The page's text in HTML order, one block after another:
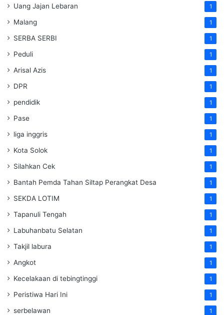
Uang Jajan Lebaran 1
Malang 1
SERBA SERBI 1
Peduli 1
Arisal Azis 1
DPR 1
pendidik 1
Pase 1
liga inggris 1
Kota Solok 1
Silahkan Cek 1
Bantah Pemda Tahan Siltap Perangkat Desa 1
SEKDA LOTIM 1
Tapanuli Tengah 1
Labuhanbatu Selatan 1
Takjil labura 1
Angkot 1
Kecelakaan di tebingtinggi 1
Peristiwa Hari Ini 1
serbelawan 1